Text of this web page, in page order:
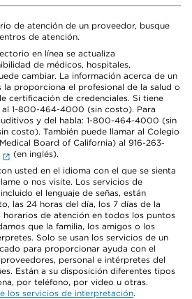
de atención de un proveedor, busque
de atención.
en línea se actualiza
de médicos, hospitales,
cambiar. La información acerca de un
la proporciona el profesional de la salud o
certificación de credenciales. Si tiene
al 1-800-464-4000 (sin costo). Para
y del habla: 1-800-464-4000 (sin
costo). También puede llamar al Colegio
Board of California) al 916-263-
(en inglés).
usted en el idioma con el que se sienta
o nos visite. Los servicios de
el lenguaje de señas, están
las 24 horas del día, los 7 días de la
horarios de atención en todos los puntos
que la familia, los amigos o los
Solo se usan los servicios de un
para proporcionar ayuda con el
personal e intérpretes del
Están a su disposición diferentes tipos
por teléfono, por video u otras.
los servicios de interpretación.